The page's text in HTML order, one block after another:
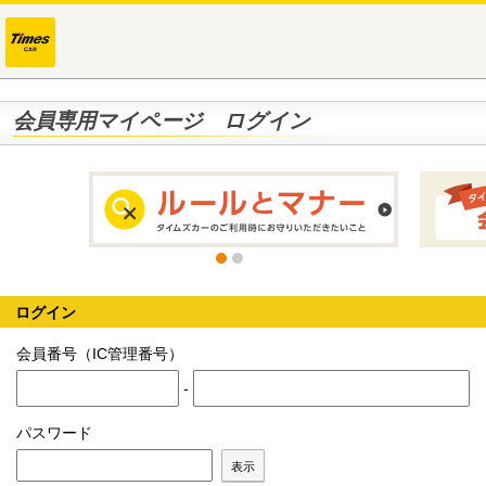
会員専用マイページ ログイン
ログイン
会員番号（IC管理番号）
-
パスワード